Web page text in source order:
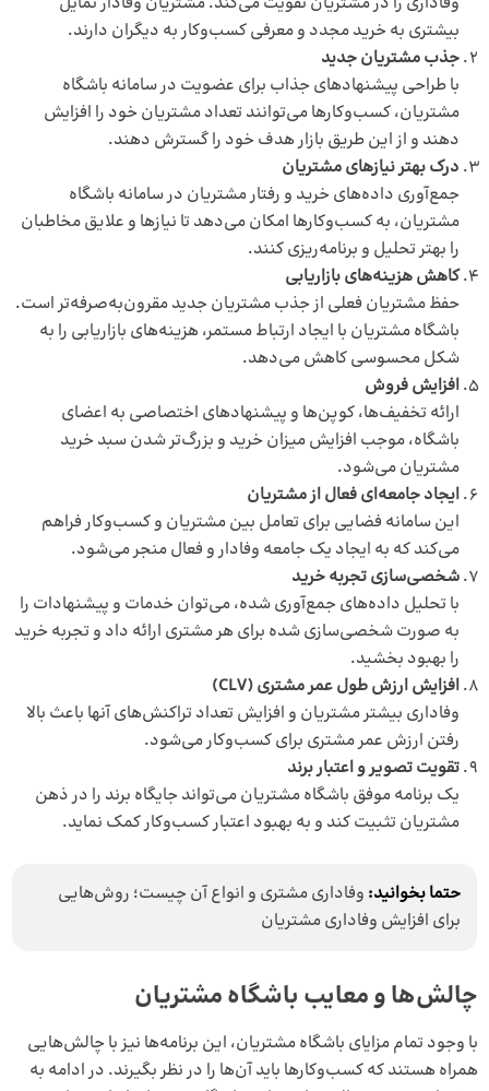
بیشتری به خرید مجدد و معرفی کسب‌وکار به دیگران دارند.
جذب مشتریان جدید
با طراحی پیشنهادهای جذاب برای عضویت در سامانه باشگاه
مشتریان، کسب‌وکارها می‌توانند تعداد مشتریان خود را افزایش
دهند و از این طریق بازار هدف خود را گسترش دهند.
درک بهتر نیازهای مشتریان
جمع‌آوری داده‌های خرید و رفتار مشتریان در سامانه باشگاه
مشتریان، به کسب‌وکارها امکان می‌دهد تا نیازها و علایق مخاطبان
را بهتر تحلیل و برنامه‌ریزی کنند.
کاهش هزینه‌های بازاریابی
حفظ مشتریان فعلی از جذب مشتریان جدید مقرون‌به‌صرفه‌تر است.
باشگاه مشتریان با ایجاد ارتباط مستمر، هزینه‌های بازاریابی را به
شکل محسوسی کاهش می‌دهد.
افزایش فروش
ارائه تخفیف‌ها، کوپن‌ها و پیشنهادهای اختصاصی به اعضای
باشگاه، موجب افزایش میزان خرید و بزرگ‌تر شدن سبد خرید
مشتریان می‌شود.
ایجاد جامعه‌ای فعال از مشتریان
این سامانه فضایی برای تعامل بین مشتریان و کسب‌وکار فراهم
می‌کند که به ایجاد یک جامعه وفادار و فعال منجر می‌شود.
شخصی‌سازی تجربه خرید
با تحلیل داده‌های جمع‌آوری شده، می‌توان خدمات و پیشنهادات را
به صورت شخصی‌سازی شده برای هر مشتری ارائه داد و تجربه خرید
را بهبود بخشید.
افزایش ارزش طول عمر مشتری (CLV)
وفاداری بیشتر مشتریان و افزایش تعداد تراکنش‌های آنها باعث بالا
رفتن ارزش عمر مشتری برای کسب‌وکار می‌شود.
تقویت تصویر و اعتبار برند
یک برنامه موفق باشگاه مشتریان می‌تواند جایگاه برند را در ذهن
مشتریان تثبیت کند و به بهبود اعتبار کسب‌وکار کمک نماید.
حتما بخوانید: وفاداری مشتری و انواع آن چیست؛ روش‌هایی
برای افزایش وفاداری مشتریان
چالش‌ها و معایب باشگاه مشتریان
با وجود تمام مزایای باشگاه مشتریان، این برنامه‌ها نیز با چالش‌هایی
همراه هستند که کسب‌وکارها باید آن‌ها را در نظر بگیرند. در ادامه به